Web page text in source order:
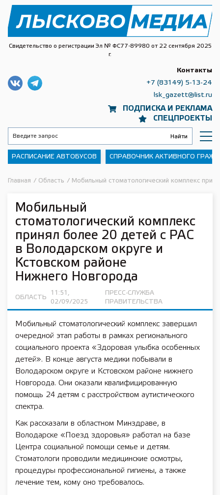
Свидетельство о регистрации Эл № ФС77-89980 от 22 сентября 2025
г.
ПОДПИСКА И РЕКЛАМА
СПЕЦПРОЕКТЫ
Контакты
+7 (83149) 5-13-24
lsk_gazett@list.ru
РАСПИСАНИЕ АВТОБУСОВ СПРАВОЧНИК АКТИВНОГО
Главная / Область / Мобильный стоматологический комплекс
Мобильный
стоматологический комплекс
принял более 20 детей с РАС
в Володарском округе и
Кстовском районе
Нижнего Новгорода
ОБЛАСТЬ
11:51,
02/09/2025
ПРЕСС-СЛУЖБА
ПРАВИТЕЛЬСТВА
Мобильный стоматологический комплекс завершил
очередной этап работы в рамках регионального
социального проекта «Здоровая улыбка особенных
детей». В конце августа медики побывали в
Володарском округе и Кстовском районе нижнего
Новгорода. Они оказали квалифицированную
помощь 24 детям с расстройством аутистического
спектра.
Как рассказали в областном Минздраве, в
Володарске «Поезд здоровья» работал на базе
Центра социальной помощи семье и детям.
Стоматологи проводили медицинские осмотры,
процедуры профессиональной гигиены, а также
лечение тем, кому оно требовалось.